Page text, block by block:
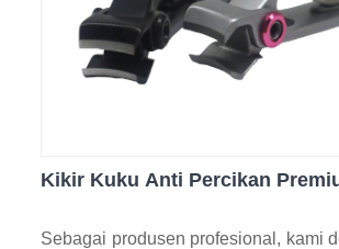
Kikir Kuku Anti Percikan
Sebagai produsen profesional, kami